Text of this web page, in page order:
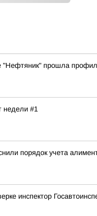
"Нефтяник" прошла
недели #1
порядок учета
инспектор